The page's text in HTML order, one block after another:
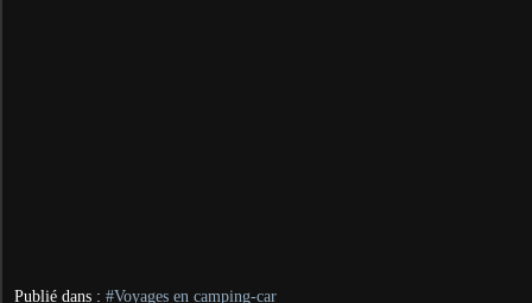
Publié dans : #Voyages en camping-car